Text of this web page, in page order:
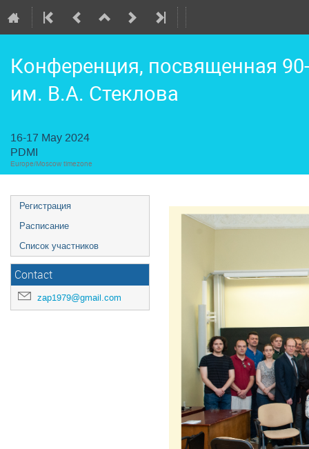
Конференция, посвященная
им. В.А. Стеклова
16-17 May 2024
PDMI
Europe/Moscow timezone
Регистрация
Расписание
Список участников
Contact
zap1979@gmail.com